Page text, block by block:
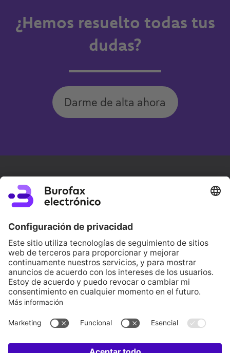
¿Hemos resuelto todas tus
dudas?
Darme de alta ahora
PCiTAL | Edifici H1 2a planta, B
25003 Lleida (SPAIN)
(+34) 973 282 300
info@lleida.net